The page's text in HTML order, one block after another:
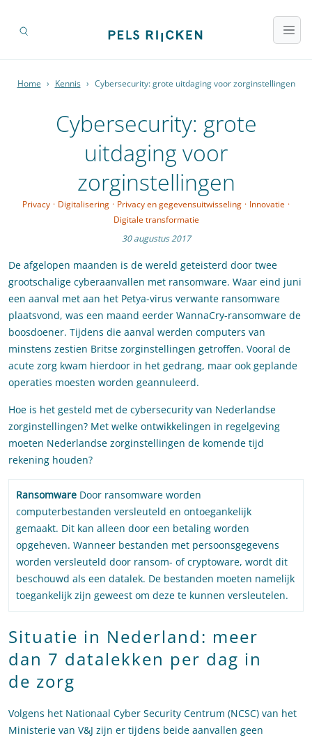
Home › Kennis › Cybersecurity: grote uitdaging voor zorginstellingen
Cybersecurity: grote
uitdaging voor
zorginstellingen
Privacy · Digitalisering · Privacy en gegevensuitwisseling · Innovatie ·
Digitale transformatie
30 augustus 2017
De afgelopen maanden is de wereld geteisterd door twee
grootschalige cyberaanvallen met ransomware. Waar eind juni
een aanval met aan het Petya-virus verwante ransomware
plaatsvond, was een maand eerder WannaCry-ransomware de
boosdoener. Tijdens die aanval werden computers van
minstens zestien Britse zorginstellingen getroffen. Vooral de
acute zorg kwam hierdoor in het gedrang, maar ook geplande
operaties moesten worden geannuleerd.
Hoe is het gesteld met de cybersecurity van Nederlandse
zorginstellingen? Met welke ontwikkelingen in regelgeving
moeten Nederlandse zorginstellingen de komende tijd
rekening houden?
Ransomware Door ransomware worden
computerbestanden versleuteld en ontoegankelijk
gemaakt. Dit kan alleen door een betaling worden
opgeheven. Wanneer bestanden met persoonsgegevens
worden versleuteld door ransom- of cryptoware, wordt dit
beschouwd als een datalek. De bestanden moeten namelijk
toegankelijk zijn geweest om deze te kunnen versleutelen.
Situatie in Nederland: meer
dan 7 datalekken per dag in
de zorg
Volgens het Nationaal Cyber Security Centrum (NCSC) van het
Ministerie van V&J zijn er tijdens beide aanvallen geen